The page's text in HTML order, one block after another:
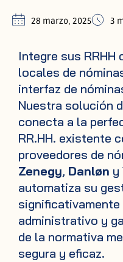
28 marzo, 2025 3
Integre sus
locales de
interfaz de
Nuestra solución
conecta a la
RR.HH. existente
proveedores de
Zenegy, Danløn y
automatiza su
administrativo y
de la normativa
segura y eficaz.